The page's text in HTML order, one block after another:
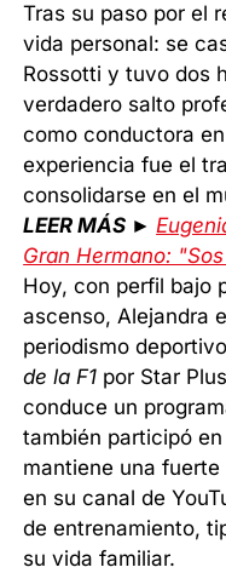
Tras su paso por el
vida personal: se
Rossotti y tuvo dos
verdadero salto
como conductora
experiencia fue el
consolidarse en el
LEER MÁS ►
Gran Hermano:
Hoy, con perfil bajo
ascenso, Alejandra
periodismo
de la F1 por Star
conduce un
también participó
mantiene una
en su canal de
de entrenamiento,
su vida familiar.